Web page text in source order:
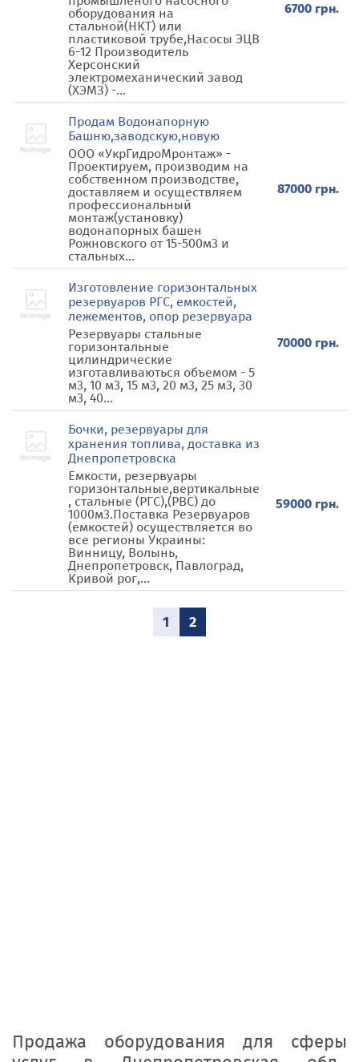
оборудования на
стальной(НКТ) или
пластиковой трубе,Насосы ЭЦВ
6-12 Производитель
Херсонский
электромеханический завод
(ХЭМЗ) -...
6700 грн.
Продам Водонапорную
Башню,заводскую,новую
ООО «УкрГидроМронтаж» -
Проектируем, производим на
собственном производстве,
доставляем и осуществляем
профессиональный
монтаж(установку)
водонапорных башен
Рожновского от 15-500м3 и
стальных...
87000 грн.
Изготовление горизонтальных
резервуаров РГС, емкостей,
лежементов, опор резервуара
Резервуары стальные
горизонтальные
цилиндрические
изготавливаються объемом - 5
м3, 10 м3, 15 м3, 20 м3, 25 м3, 30
м3, 40...
70000 грн.
Бочки, резервуары для
хранения топлива, доставка из
Днепропетровска
Емкости, резервуары
горизонтальные,вертикальные
, стальные (РГС),(РВС) до
1000м3.Поставка Резервуаров
(емкостей) осуществляется во
все регионы Украины:
Винницу, Волынь,
Днепропетровск, Павлоград,
Кривой рог,...
59000 грн.
1 2
Продажа оборудования для сферы